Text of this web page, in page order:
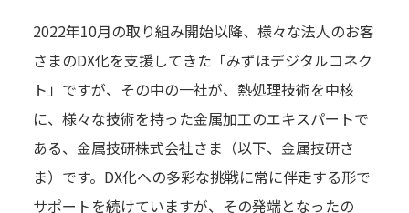
2022年10月の取り組み開始以降、様々な法人のお客
さまのDX化を支援してきた「みずほデジタルコネク
ト」ですが、その中の一社が、熱処理技術を中核
に、様々な技術を持った金属加工のエキスパートで
ある、金属技研株式会社さま（以下、金属技研さ
ま）です。DX化への多彩な挑戦に常に伴走する形で
サポートを続けていますが、その発端となったの